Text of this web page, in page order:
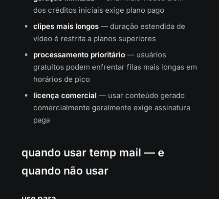
dos créditos iniciais exige plano pago
clipes mais longos — duração estendida de
vídeo é restrita a planos superiores
processamento prioritário — usuários
gratuitos podem enfrentar filas mais longas em
horários de pico
licença comercial — usar conteúdo gerado
comercialmente geralmente exige assinatura
paga
quando usar temp mail — e
quando não usar